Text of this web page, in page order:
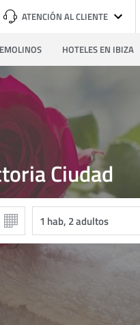
ATENCIÓN AL CLIENTE
HOTELES EN IBIZA
Ciudad